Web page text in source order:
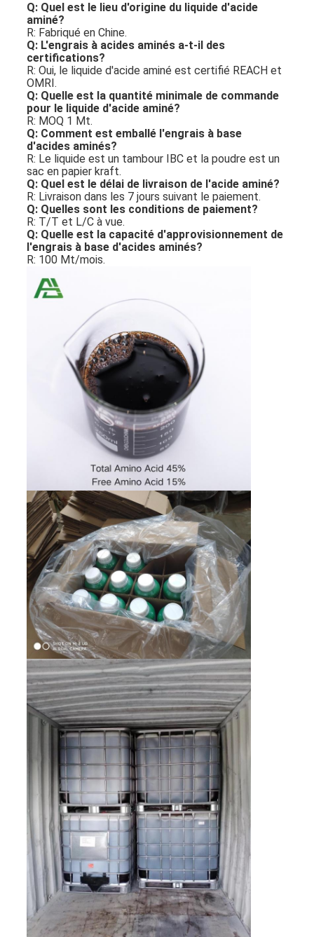
Q: Quel est le lieu d'origine du liquide d'acide
aminé?
R: Fabriqué en Chine.
Q: L'engrais à acides aminés a-t-il des
certifications?
R: Oui, le liquide d'acide aminé est certifié REACH et
OMRI.
Q: Quelle est la quantité minimale de commande
pour le liquide d'acide aminé?
R: MOQ 1 Mt.
Q: Comment est emballé l'engrais à base
d'acides aminés?
R: Le liquide est un tambour IBC et la poudre est un
sac en papier kraft.
Q: Quel est le délai de livraison de l'acide aminé?
R: Livraison dans les 7 jours suivant le paiement.
Q: Quelles sont les conditions de paiement?
R: T/T et L/C à vue.
Q: Quelle est la capacité d'approvisionnement de
l'engrais à base d'acides aminés?
R: 100 Mt/mois.